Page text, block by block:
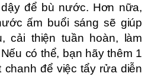
để bù nước. Hơn nữa,
ấm buổi sáng sẽ giúp
cải thiện tuần hoàn, làm
có thể, bạn hãy thêm 1
chanh để việc tẩy rửa diễn